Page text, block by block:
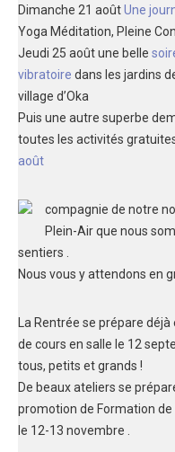
Dimanche 21 aoûtUne
Yoga Méditation, Pleine
Jeudi 25 août une belle
vibratoire dans les jardins
village d’Oka
Puis une autre superbe
toutes les activités
août
compagnie de notre
Plein-Air que nous
sentiers .
Nous vous y attendons en
La Rentrée se prépare
de cours en salle le 12
tous, petits et grands !
De beaux ateliers se
promotion de Formation
le 12-13 novembre .